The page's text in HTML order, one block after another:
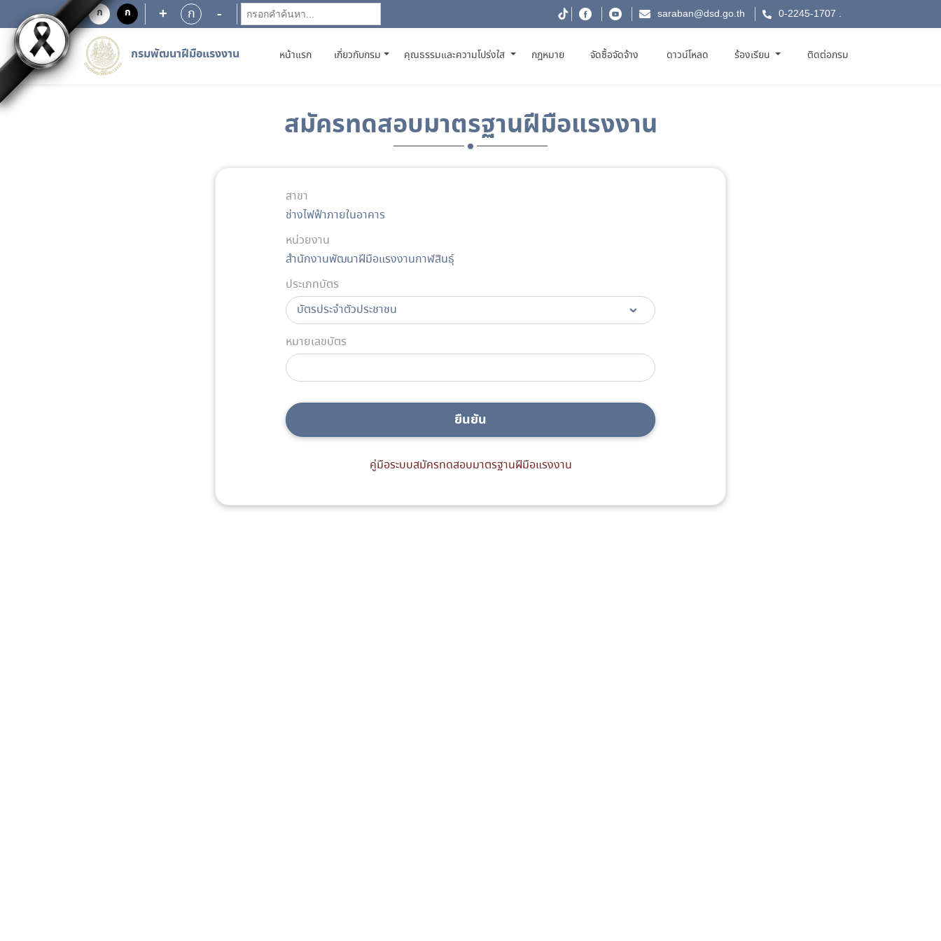
ก ก + ก - saraban@dsd.go.th 0-2245-1707 .
กรมพัฒนาฝีมือแรงงาน หน้าแรก(CURRENT)
เกี่ยวกับกรม คุณธรรมและความโปร่งใส กฎหมาย จัดซื้อจัดจ้าง ดาวน์โหลด ร้องเรียน ติดต่อกรม
สมัครทดสอบมาตรฐานฝีมือแรงงาน
สาขา
ช่างไฟฟ้าภายในอาคาร
หน่วยงาน
สำนักงานพัฒนาฝีมือแรงงานกาฬสินธุ์
ประเภทบัตร
หมายเลขบัตร
ยืนยัน
คู่มือระบบสมัครทดสอบมาตรฐานฝีมือแรงงาน